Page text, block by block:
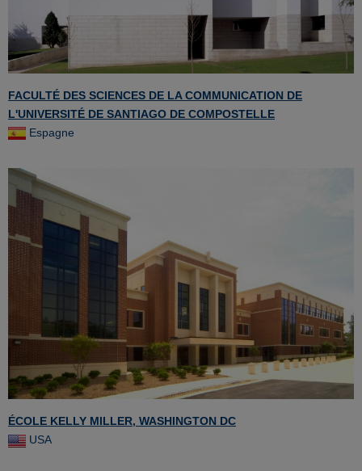
FACULTÉ DES SCIENCES DE LA COMMUNICATION DE
L'UNIVERSITÉ DE SANTIAGO DE COMPOSTELLE
Espagne
ÉCOLE KELLY MILLER, WASHINGTON DC
USA